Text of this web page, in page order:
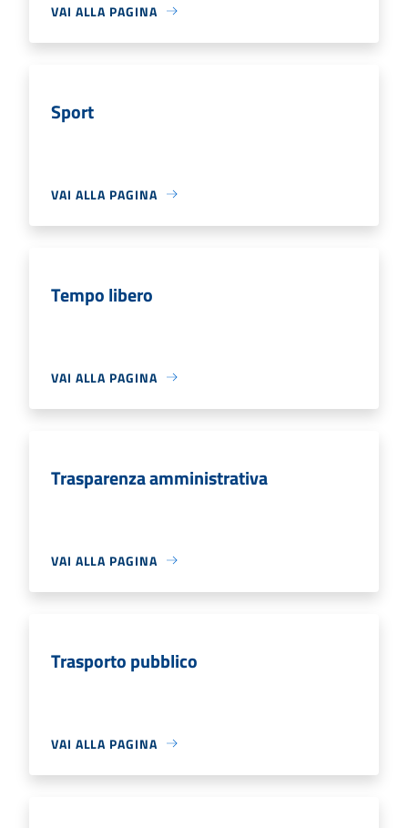
VAI ALLA PAGINA
Sport
VAI ALLA PAGINA
Tempo libero
VAI ALLA PAGINA
Trasparenza amministrativa
VAI ALLA PAGINA
Trasporto pubblico
VAI ALLA PAGINA